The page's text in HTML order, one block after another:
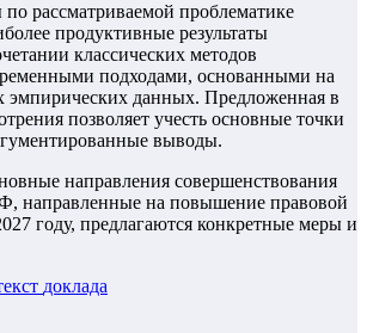
рассматриваемой проблематике
продуктивные результаты
классических методов
подходами, основанными на
эмпирических данных. Предложенная в
позволяет учесть основные точки
выводы.
направления совершенствования
направленные на повышение правовой
году, предлагаются конкретные меры и
доклада